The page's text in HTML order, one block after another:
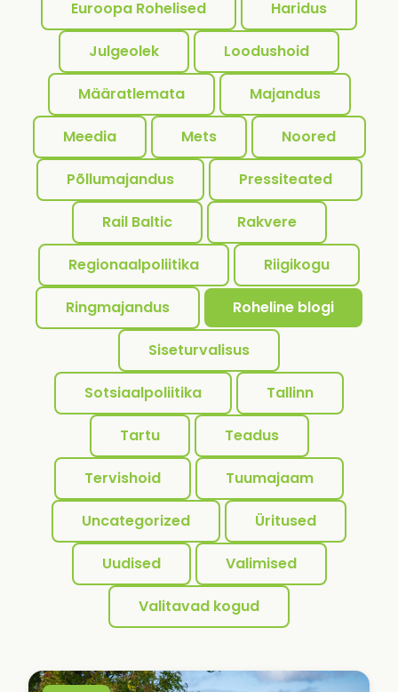
Euroopa Rohelised Haridus
Julgeolek Loodushoid
Määratlemata Majandus
Meedia Mets Noored
Põllumajandus Pressiteated
Rail Baltic Rakvere
Regionaalpoliitika Riigikogu
Ringmajandus Roheline blogi
Siseturvalisus
Sotsiaalpoliitika Tallinn
Tartu Teadus
Tervishoid Tuumajaam
Uncategorized Üritused
Uudised Valimised
Valitavad kogud